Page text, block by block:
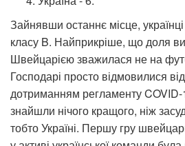
Зайнявши останнє місце,
класу B. Найприкріше, що доля
Швейцарією зважилася не на
Господарі просто відмовилися
дотриманням регламенту COVID-
знайшли нічого кращого, ніж
тобто Україні. Першу гру